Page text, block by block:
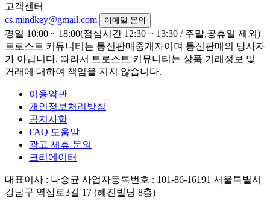
고객센터
cs.mindkey@gmail.com
이메일 문의
평일 10:00 ~ 18:00(점심시간 12:30 ~ 13:30 / 주말,공휴일 제외)
트로스트 커뮤니티는 통신판매중개자이며 통신판매의 당사자
가 아닙니다. 따라서 트로스트 커뮤니티는 상품 거래정보 및
거래에 대하여 책임을 지지 않습니다.
이용약관
개인정보처리방침
공지사항
FAQ 도움말
광고 제휴 문의
크리에이터
대표이사 : 나승균 사업자등록번호 : 101-86-16191 서울특별시
강남구 역삼로3길 17 (혜진빌딩 8층)